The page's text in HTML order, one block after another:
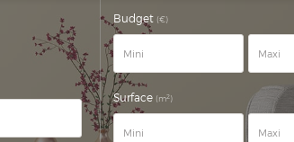
Budget (€)
Surface (m2)